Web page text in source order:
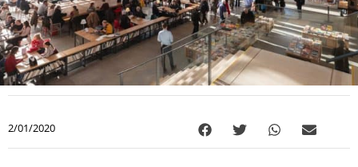
2/01/2020